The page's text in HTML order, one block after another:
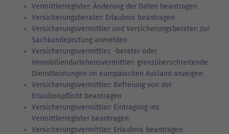
Vermittlerregister: Änderung der Daten beantragen
Versicherungsberater: Erlaubnis beantragen
Versicherungsvermittler und Versicherungsberater: zur
Sachkundeprüfung anmelden
Versicherungsvermittler, -berater oder
Immobiliendarlehensvermittler: grenzüberschreitende
Dienstleistungen im europäischen Ausland anzeigen
Versicherungsvermittler: Befreiung von der
Erlaubnispflicht beantragen
Versicherungsvermittler: Eintragung ins
Vermittlerregister beantragen
Versicherungsvermittler: Erlaubnis beantragen